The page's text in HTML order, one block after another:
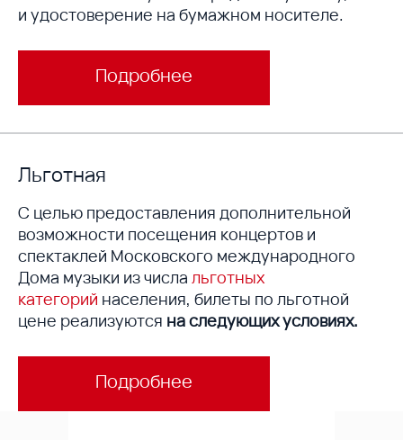
и удостоверение на бумажном носителе.
Подробнее
Льготная
С целью предоставления дополнительной
возможности посещения концертов и
спектаклей Московского международного
Дома музыки из числа льготных
категорий населения, билеты по льготной
цене реализуются на следующих условиях.
Подробнее